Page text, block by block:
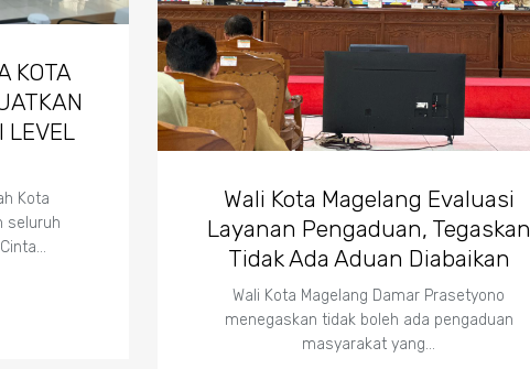
KOTA
LEVEL
Kota
seluruh
Wali Kota Magelang Evaluasi
Layanan Pengaduan, Tegaskan
Tidak Ada Aduan Diabaikan
Wali Kota Magelang Damar Prasetyono
menegaskan tidak boleh ada pengaduan
masyarakat yang…